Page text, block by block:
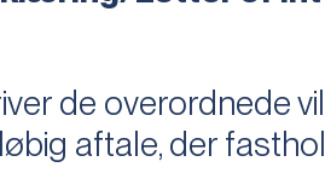
de overordnede
aftale, der